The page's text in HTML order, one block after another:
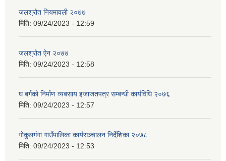
जलश्रोत नियमावली २०७७
मिति: 09/24/2023 - 12:59
जलश्रोत ऐन २०७७
मिति: 09/24/2023 - 12:58
घ बर्गको निर्माण व्यबसाय इजाजतपत्र सम्बन्धी कार्यविधि २०७६
मिति: 09/24/2023 - 12:57
गोकुलगंगा गाउँपालिका कार्यसञ्चालन निर्देशिका २०७८
मिति: 09/24/2023 - 12:53